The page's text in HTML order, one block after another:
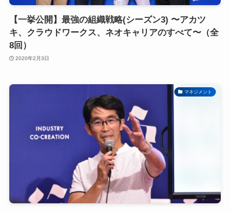
【一挙公開】最強の組織戦略(シーズン3) 〜アカツ
キ、クラウドワークス、ネオキャリアのすべて〜（全
8回）
2020年2月3日
マネジメント